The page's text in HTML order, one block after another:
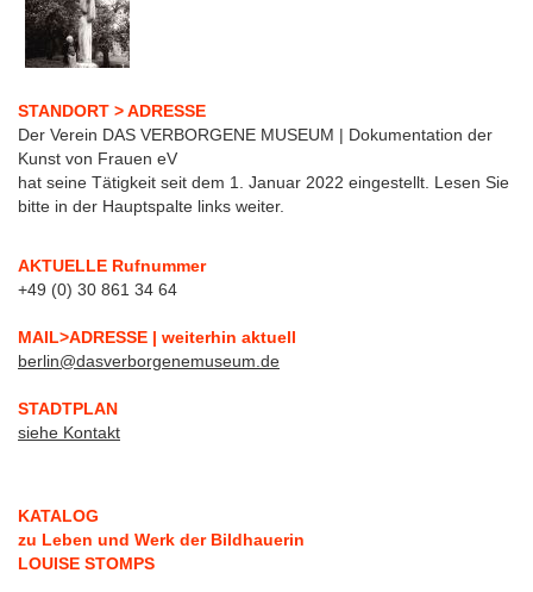
STANDORT > ADRESSE
Der Verein DAS VERBORGENE MUSEUM | Dokumentation der
Kunst von Frauen eV
hat seine Tätigkeit seit dem 1. Januar 2022 eingestellt. Lesen Sie
bitte in der Hauptspalte links weiter.
AKTUELLE Rufnummer
+49 (0) 30 861 34 64
MAIL>ADRESSE | weiterhin aktuell
berlin@dasverborgenemuseum.de
STADTPLAN
siehe Kontakt
KATALOG
zu Leben und Werk der Bildhauerin
LOUISE STOMPS